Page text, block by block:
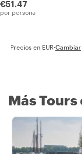
€51.47
por persona
Precios en EUR·Cambiar
Más